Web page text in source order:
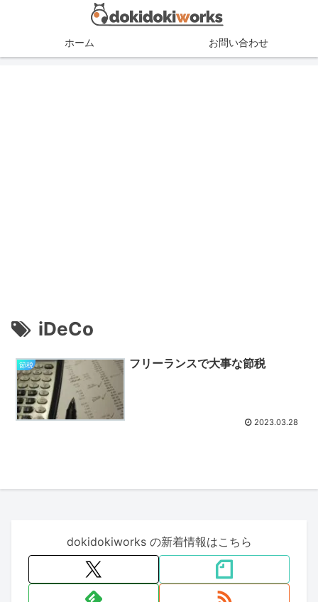
ホーム お問い合わせ
iDeCo
節税 フリーランスで大事な節税
2023.03.28
dokidokiworks の新着情報はこちら